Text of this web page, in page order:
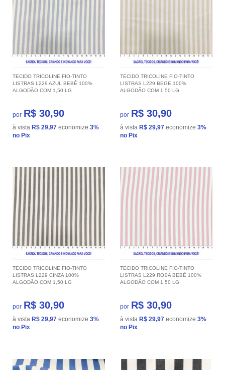
TECIDO TRICOLINE FIO-TINTO
LISTRAS L229 AZUL BEBÊ 100%
ALGODÃO COM 1,50 LG
por R$ 30,90
à vista R$ 29,97 economize 3%
no Pix
TECIDO TRICOLINE FIO-TINTO
LISTRAS L229 BEGE 100%
ALGODÃO COM 1,50 LG
por R$ 30,90
à vista R$ 29,97 economize 3%
no Pix
TECIDO TRICOLINE FIO-TINTO
LISTRAS L229 CINZA 100%
ALGODÃO COM 1,50 LG
por R$ 30,90
à vista R$ 29,97 economize 3%
no Pix
TECIDO TRICOLINE FIO-TINTO
LISTRAS L229 ROSA BEBÊ 100%
ALGODÃO COM 1,50 LG
por R$ 30,90
à vista R$ 29,97 economize 3%
no Pix